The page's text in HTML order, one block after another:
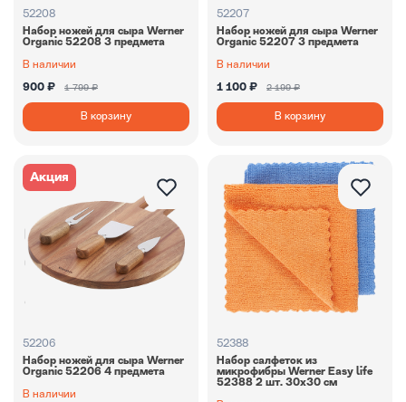
52208
Набор ножей для сыра Werner
Organic 52208 3 предмета
В наличии
900 ₽ 1 799 ₽
В корзину
52207
Набор ножей для сыра Werner
Organic 52207 3 предмета
В наличии
1 100 ₽ 2 199 ₽
В корзину
Акция
52206
Набор ножей для сыра Werner
Organic 52206 4 предмета
В наличии
52388
Набор салфеток из
микрофибры Werner Easy life
52388 2 шт. 30х30 см